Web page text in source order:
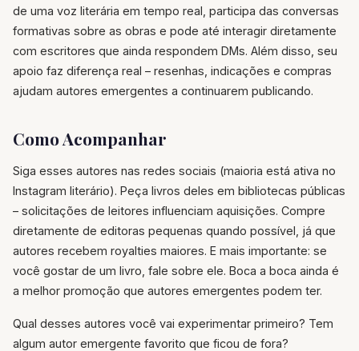
de uma voz literária em tempo real, participa das conversas
formativas sobre as obras e pode até interagir diretamente
com escritores que ainda respondem DMs. Além disso, seu
apoio faz diferença real – resenhas, indicações e compras
ajudam autores emergentes a continuarem publicando.
Como Acompanhar
Siga esses autores nas redes sociais (maioria está ativa no
Instagram literário). Peça livros deles em bibliotecas públicas
– solicitações de leitores influenciam aquisições. Compre
diretamente de editoras pequenas quando possível, já que
autores recebem royalties maiores. E mais importante: se
você gostar de um livro, fale sobre ele. Boca a boca ainda é
a melhor promoção que autores emergentes podem ter.
Qual desses autores você vai experimentar primeiro? Tem
algum autor emergente favorito que ficou de fora?